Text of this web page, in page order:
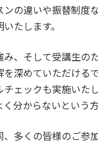
ンの違いや振替制度
たします。
、そして受講生の
深めていただけるで
ェックも実施いたし
分からないという
多くの皆様のご参